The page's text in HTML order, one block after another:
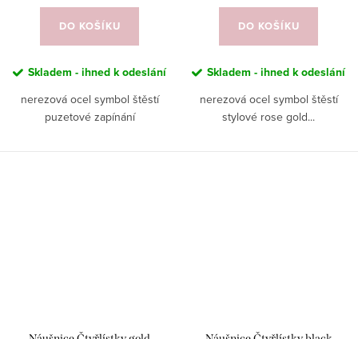
DO KOŠÍKU
Skladem - ihned k odeslání
nerezová ocel symbol štěstí
puzetové zapínání
DO KOŠÍKU
Skladem - ihned k odeslání
nerezová ocel symbol štěstí
stylové rose gold...